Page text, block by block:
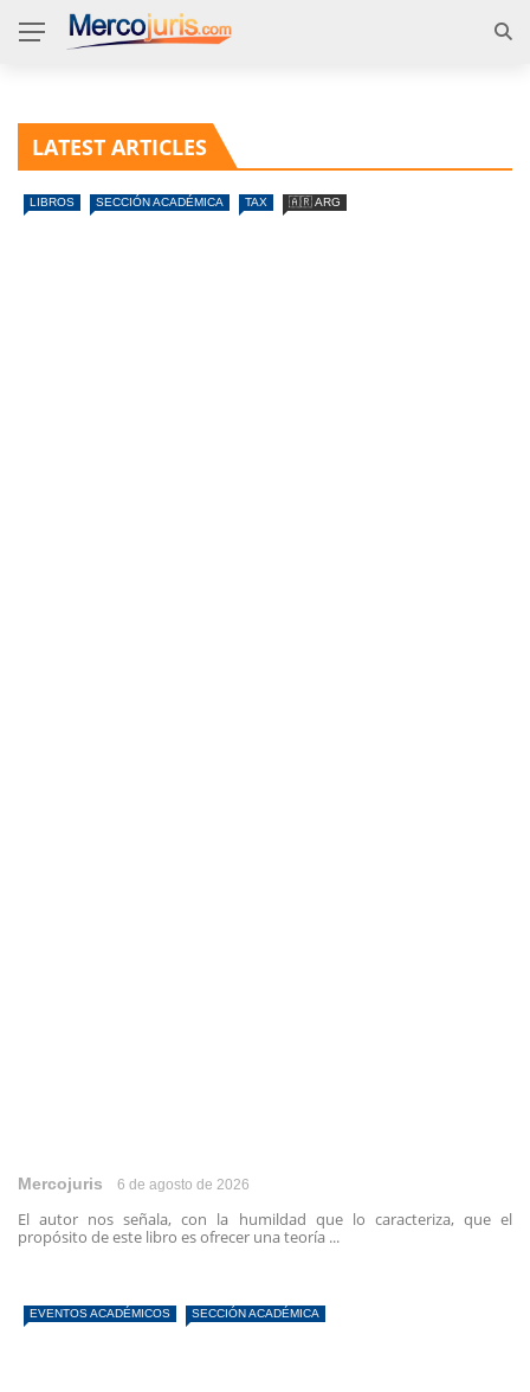
LATEST ARTICLES
LIBROS SECCIÓN ACADÉMICA TAX 🇦🇷 ARG
Mercojuris 6 de agosto de 2026
El autor nos señala, con la humildad que lo caracteriza, que el
propósito de este libro es ofrecer una teoría ...
EVENTOS ACADÉMICOS SECCIÓN ACADÉMICA